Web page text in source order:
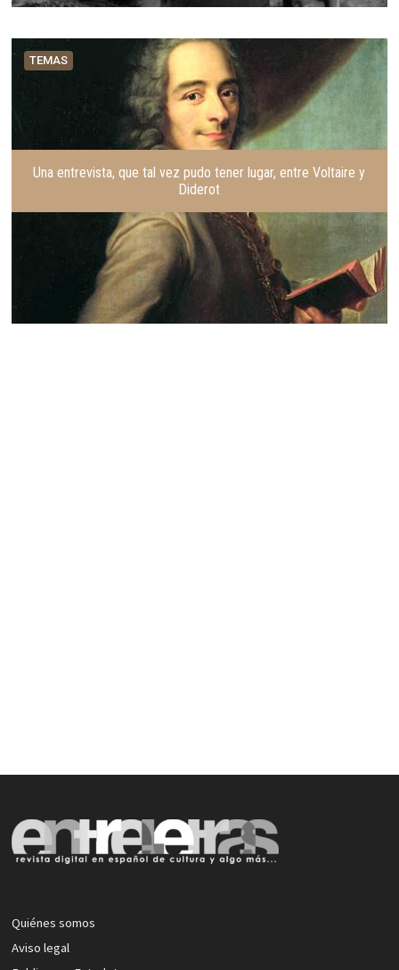
TEMAS
Una entrevista, que tal vez pudo tener lugar, entre Voltaire y
Diderot
Quiénes somos
Aviso legal